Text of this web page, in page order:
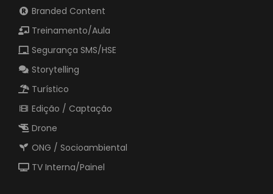
Depoimento
Branded Content
Treinamento/Aula
Segurança SMS/HSE
Storytelling
Turístico
Edição / Captação
Drone
ONG / Socioambiental